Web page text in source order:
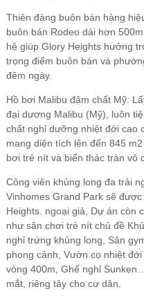
Thiên đàng buôn bán hàng
buôn bán Rodeo dài hơn
hệ giúp Glory Heights hưởng
trọng điểm buôn bán và
đêm ngày.
Hồ bơi Malibu đậm chất Mỹ:
đại dương Malibu (Mỹ), luôn
chất nghỉ dưỡng nhiệt đới cao
mang diện tích lên đến 845
bơi trẻ nít và biển thác tràn vô
Công viên khủng long đa trải
Vinhomes Grand Park sẽ
Heights. ngoại giả, Dự án còn
như sân chơi trẻ nít chủ đề
nghỉ trứng khủng long, Sân
phong cảnh, Vườn cọ nhiệt
vòng 400m, Ghế nghỉ
mắt, riêng tây cho cư dân.